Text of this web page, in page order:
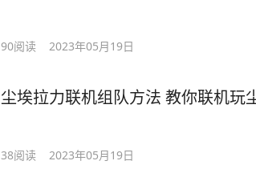
90阅读 2023年05月19日
尘埃拉力联机组队方法 教你联机玩
38阅读 2023年05月19日